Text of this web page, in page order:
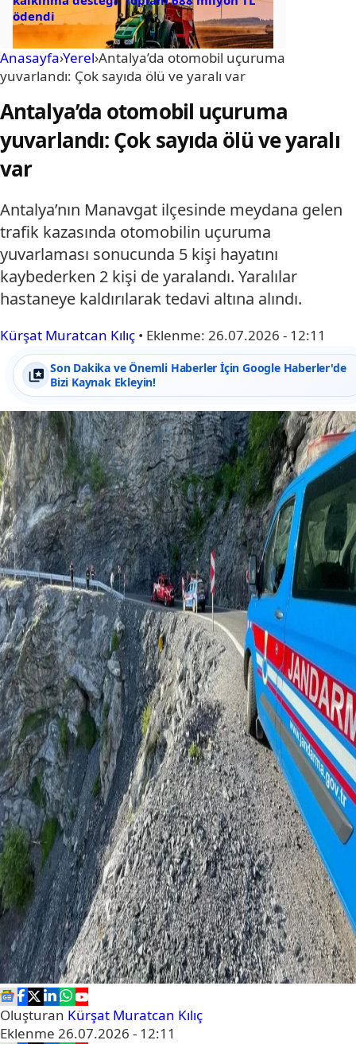
ödendi
Anasayfa›Yerel›Antalya’da otomobil uçuruma
yuvarlandı: Çok sayıda ölü ve yaralı var
Antalya’da otomobil uçuruma
yuvarlandı: Çok sayıda ölü ve yaralı
var
Antalya’nın Manavgat ilçesinde meydana gelen
trafik kazasında otomobilin uçuruma
yuvarlaması sonucunda 5 kişi hayatını
kaybederken 2 kişi de yaralandı. Yaralılar
hastaneye kaldırılarak tedavi altına alındı.
Kürşat Muratcan Kılıç • Eklenme: 26.07.2026 - 12:11
Son Dakika ve Önemli Haberler İçin Google Haberler'de
Bizi Kaynak Ekleyin!
Oluşturan Kürşat Muratcan Kılıç
Eklenme 26.07.2026 - 12:11